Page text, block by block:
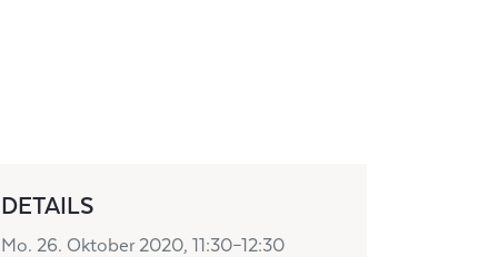
DETAILS
Mo. 26. Oktober 2020, 11:30–12:30